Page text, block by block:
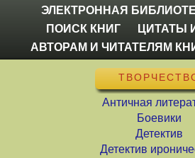
ЭЛЕКТРОННАЯ
ПОИСК КНИГ
ЦИТАТЫ
АВТОРАМ И ЧИТАТЕЛЯМ
Античная
Боевики
Детектив
Детектив